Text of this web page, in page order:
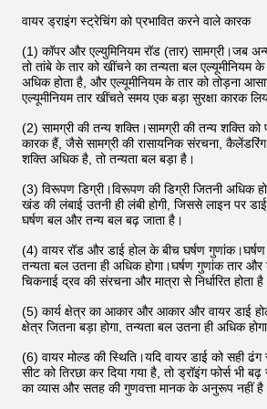
वायर ड्राइंग स्ट्रेचिंग को प्रभावित करने वाले कारक
(1) कॉपर और एल्युमिनियम रॉड (तार) सामग्री।जब
तो तांबे के तार को खींचने का तन्यता बल एल्यूमीनियम
अधिक होता है, और एल्यूमीनियम के तार को तोड़ना
एल्यूमीनियम तार खींचते समय एक बड़ा सुरक्षा कारक
(2) सामग्री की तन्य शक्ति।सामग्री की तन्य शक्ति
कारक हैं, जैसे सामग्री की रासायनिक संरचना,
शक्ति अधिक है, तो तन्यता बल बड़ा है।
(3) विरूपण डिग्री।विरूपण की डिग्री जितनी अधिक
खंड की लंबाई उतनी ही लंबी होगी, जिससे लाइन पर
घर्षण बल और तन्य बल बढ़ जाता है।
(4) वायर रॉड और डाई होल के बीच घर्षण गुणांक।घर्षण
तन्यता बल उतना ही अधिक होगा।घर्षण गुणांक तार और
चिकनाई द्रव की संरचना और मात्रा से निर्धारित होता
(5) कार्य क्षेत्र का आकार और आकार और वायर डाई
क्षेत्र जितना बड़ा होगा, तन्यता बल उतना ही अधिक
(6) वायर मोल्ड की स्थिति।यदि वायर डाई को सही ढंग
सीट को तिरछा कर दिया गया है, तो ड्रॉइंग फोर्स भी
का व्यास और सतह की गुणवत्ता मानक के अनुरूप नहीं